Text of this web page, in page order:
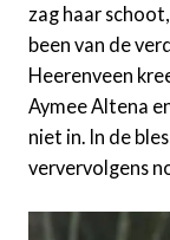
zag haar
been van de
Heerenveen
Aymee Altena
niet in. In de
ververvolgens